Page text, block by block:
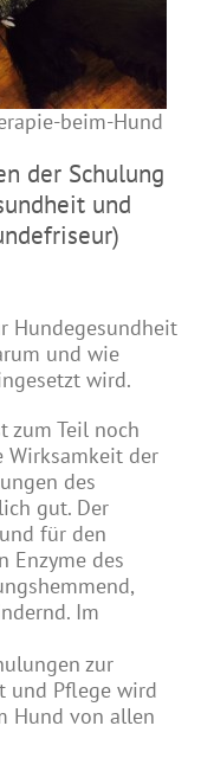
beim-Hund
der Schulung
und
Hundegesundheit
und wie
wird.
zum Teil noch
Wirksamkeit der
des
gut. Der
für den
Enzyme des
Im
zur
und Pflege wird
Hund von allen